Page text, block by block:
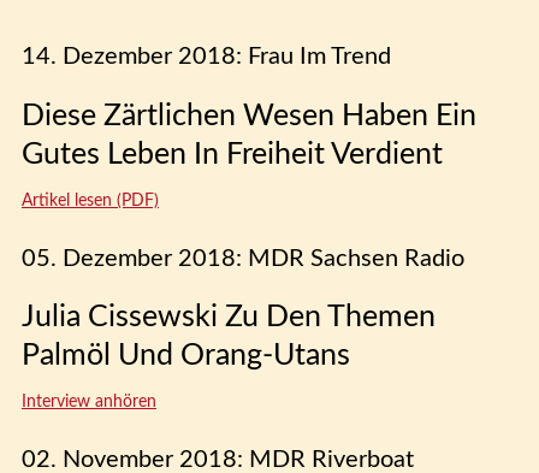
14. Dezember 2018: Frau Im Trend
Diese Zärtlichen Wesen Haben Ein
Gutes Leben In Freiheit Verdient
Artikel lesen (PDF)
05. Dezember 2018: MDR Sachsen Radio
Julia Cissewski Zu Den Themen
Palmöl Und Orang-Utans
Interview anhören
02. November 2018: MDR Riverboat